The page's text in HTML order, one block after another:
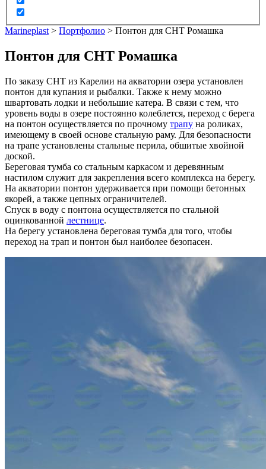
Marineplast > Портфолио > Понтон для СНТ Ромашка
Понтон для СНТ Ромашка
По заказу СНТ из Карелии на акватории озера установлен
понтон для купания и рыбалки. Также к нему можно
швартовать лодки и небольшие катера. В связи с тем, что
уровень воды в озере постоянно колеблется, переход с берега
на понтон осуществляется по прочному трапу на роликах,
имеющему в своей основе стальную раму. Для безопасности
на трапе установлены стальные перила, обшитые хвойной
доской.
Береговая тумба со стальным каркасом и деревянным
настилом служит для закрепления всего комплекса на берегу.
На акватории понтон удерживается при помощи бетонных
якорей, а также цепных ограничителей.
Спуск в воду с понтона осуществляется по стальной
оцинкованной лестнице.
На берегу установлена береговая тумба для того, чтобы
переход на трап и понтон был наиболее безопасен.